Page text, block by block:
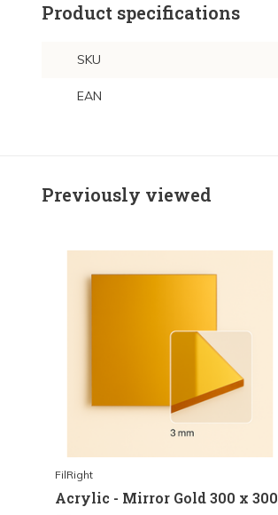
Product specifications
SKU
EAN
Previously viewed
FilRight
Acrylic - Mirror Gold 300 x 300